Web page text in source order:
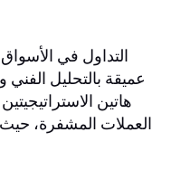
التداول في
عميقة بالتحليل الفني
هاتين
العملات المشفرة،